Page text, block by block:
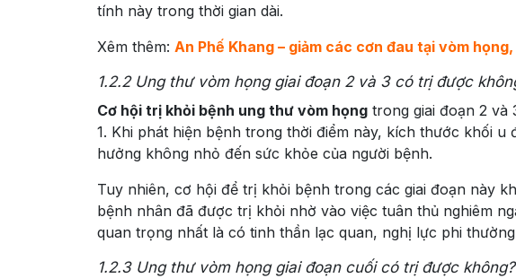
tính này trong thời gian dài.
Xêm thêm: An Phế Khang – giảm các cơn đau tại vòm
1.2.2 Ung thư vòm họng giai đoạn 2 và 3 có trị được
Cơ hội trị khỏi bệnh ung thư vòm họng trong giai đoạn 2 và
1. Khi phát hiện bệnh trong thời điểm này, kích thước khối u
hưởng không nhỏ đến sức khỏe của người bệnh.
Tuy nhiên, cơ hội để trị khỏi bệnh trong các giai đoạn này
bệnh nhân đã được trị khỏi nhờ vào việc tuân thủ nghiêm
quan trọng nhất là có tinh thần lạc quan, nghị lực phi
1.2.3 Ung thư vòm họng giai đoạn cuối có trị được không?